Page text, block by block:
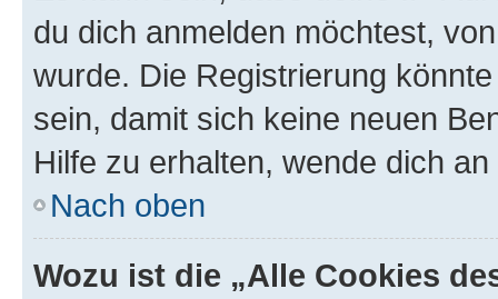
du dich anmelden möchtest,
wurde. Die Registrierung
sein, damit sich keine neuen
Hilfe zu erhalten, wende dich
Nach oben
Wozu ist die „Alle Cookies